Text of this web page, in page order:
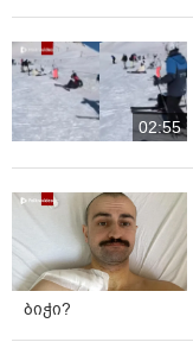
02:55
ბიჭი?